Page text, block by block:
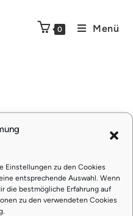
Einstellungen zu den Cookies
entsprechende Auswahl. Wenn
die bestmögliche Erfahrung auf
zu den verwendeten Cookies
0 Menü